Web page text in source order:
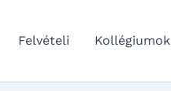
Felvételi Kollégiumok